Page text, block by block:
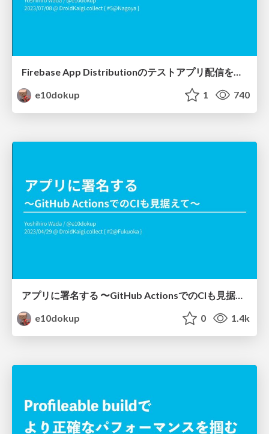
Firebase App Distributionのテストアプリ配信を試しやすくする
e10dokup
1 740
アプリに署名する 〜GitHub ActionsでのCIも見据えて〜
e10dokup
0 1.4k